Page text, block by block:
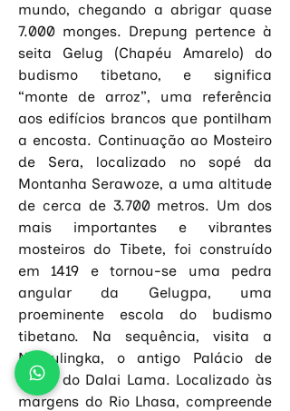
mundo, chegando a abrigar quase
7.000 monges. Drepung pertence à
seita Gelug (Chapéu Amarelo) do
budismo tibetano, e significa
“monte de arroz”, uma referência
aos edifícios brancos que pontilham
a encosta. Continuação ao Mosteiro
de Sera, localizado no sopé da
Montanha Serawoze, a uma altitude
de cerca de 3.700 metros. Um dos
mais importantes e vibrantes
mosteiros do Tibete, foi construído
em 1419 e tornou-se uma pedra
angular da Gelugpa, uma
proeminente escola do budismo
tibetano. Na sequência, visita a
Norbulingka, o antigo Palácio de
Verão do Dalai Lama. Localizado às
margens do Rio Lhasa, compreende